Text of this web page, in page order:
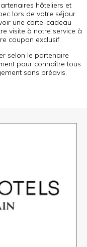
hôteliers et
lors de votre séjour.
une carte-cadeau
visite à notre service à
coupon exclusif.
selon le partenaire
pour connaître tous
sans préavis.